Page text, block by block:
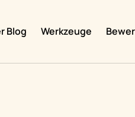
Blog Werkzeuge